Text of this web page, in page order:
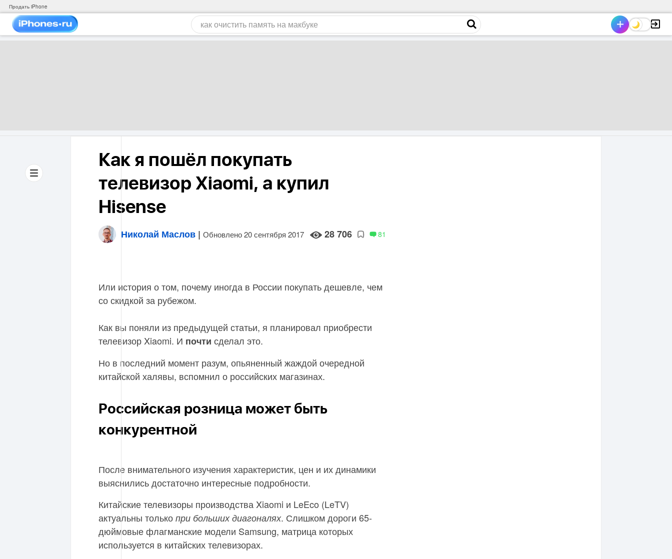
Продать iPhone
Как я пошёл покупать
телевизор Xiaomi, а купил
Hisense
Николай Маслов | Обновлено 20 сентября 2017 28 706 81
Или история о том, почему иногда в России покупать дешевле, чем
со скидкой за рубежом.
Как вы поняли из предыдущей статьи, я планировал приобрести
телевизор Xiaomi. И почти сделал это.
Но в последний момент разум, опьяненный жаждой очередной
китайской халявы, вспомнил о российских магазинах.
Российская розница может быть
конкурентной
После внимательного изучения характеристик, цен и их динамики
выяснились достаточно интересные подробности.
Китайские телевизоры производства Xiaomi и LeEco (LeTV)
актуальны только при больших диагоналях. Слишком дороги 65-
дюймовые флагманские модели Samsung, матрица которых
используется в китайских телевизорах.